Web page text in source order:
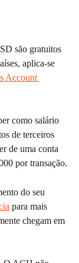
são gratuitos
aplica-se
Account
como salário
de terceiros
de uma conta
por transação.
do seu
para mais
chegam em